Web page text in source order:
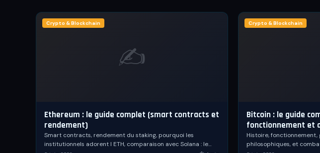
✍️
Crypto & Blockchain
Ethereum : le guide complet (smart contracts et
rendement)
Smart contracts, rendement du staking, pourquoi les
institutionnels adorent l ETH, comparaison avec Solana : le
Crypto & Blockchain
Bitcoin : le guide
fonctionnement et
Histoire,
philosophiques, et